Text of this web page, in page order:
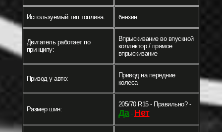
Используемый тип топлива: бензин
Двигатель работает по
принципу:
Впрыскивание во впускной
коллектор / прямое
впрыскивание
Привод у авто:
Привод на передние
колеса
Размер шин:
205/70 R15 - Правильно? -
Да- Нет